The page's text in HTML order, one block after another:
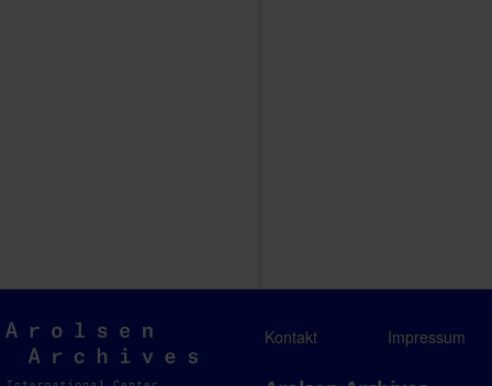
Arolsen
Archives
Kontakt Impressum